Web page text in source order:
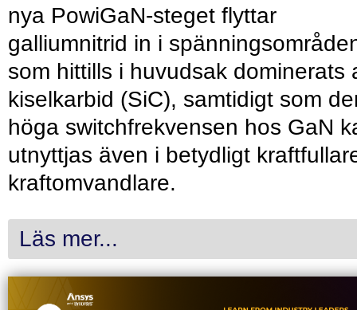
nya PowiGaN-steget flyttar
galliumnitrid in i
som hittills i huvudsak dominerats
kiselkarbid (SiC), samtidigt som
höga switchfrekvensen hos GaN
utnyttjas även i betydligt
kraftomvandlare.
Läs mer...